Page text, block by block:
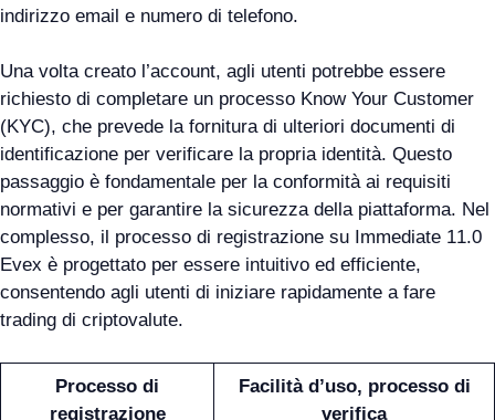
indirizzo email e numero di telefono.
Una volta creato l’account, agli utenti potrebbe essere
richiesto di completare un processo Know Your Customer
(KYC), che prevede la fornitura di ulteriori documenti di
identificazione per verificare la propria identità. Questo
passaggio è fondamentale per la conformità ai requisiti
normativi e per garantire la sicurezza della piattaforma. Nel
complesso, il processo di registrazione su Immediate 11.0
Evex è progettato per essere intuitivo ed efficiente,
consentendo agli utenti di iniziare rapidamente a fare
trading di criptovalute.
Processo di
registrazione
Facilità d’uso, processo di
verifica